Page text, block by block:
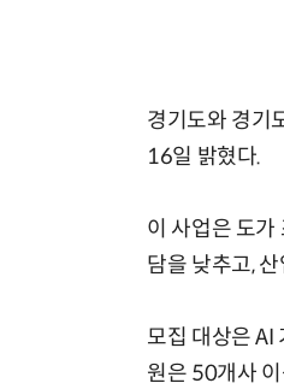
경기도와 경기
16일 밝혔다.
이 사업은 도가
담을 낮추고,
모집 대상은 AI
원은 50개사